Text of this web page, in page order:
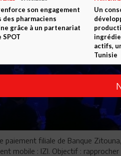
filiale de Banque
mobile : IZI. Objectif :
renforce son engagement
des pharmaciens
grâce à un partenariat
SPOT
Un
actifs,
Tunisie